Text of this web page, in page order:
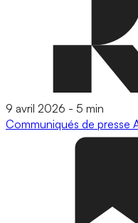
9 avril 2026 - 5 min
Communiqués de presse